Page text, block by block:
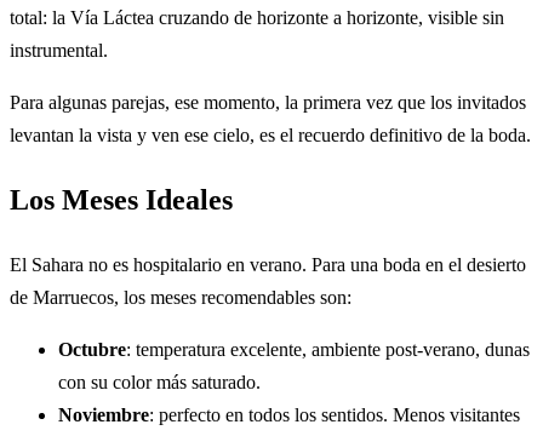
total: la Vía Láctea cruzando de horizonte a horizonte, visible sin
instrumental.
Para algunas parejas, ese momento, la primera vez que los invitados
levantan la vista y ven ese cielo, es el recuerdo definitivo de la boda.
Los Meses Ideales
El Sahara no es hospitalario en verano. Para una boda en el desierto
de Marruecos, los meses recomendables son:
Octubre: temperatura excelente, ambiente post-verano, dunas
con su color más saturado.
Noviembre: perfecto en todos los sentidos. Menos visitantes